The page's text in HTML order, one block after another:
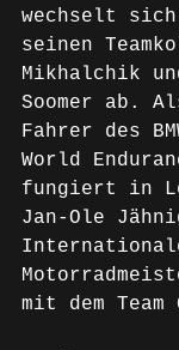
wechselt
seinen
Mikhalchik
Soomer ab.
Fahrer des
World
fungiert in
Jan-Ole
mit dem